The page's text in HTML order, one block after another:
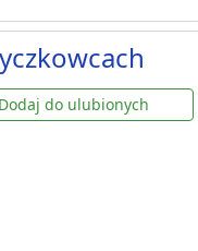
Dodaj do ulubionych